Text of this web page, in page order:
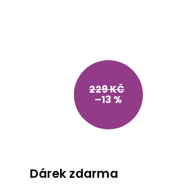
229 KČ
–13 %
Dárek zdarma